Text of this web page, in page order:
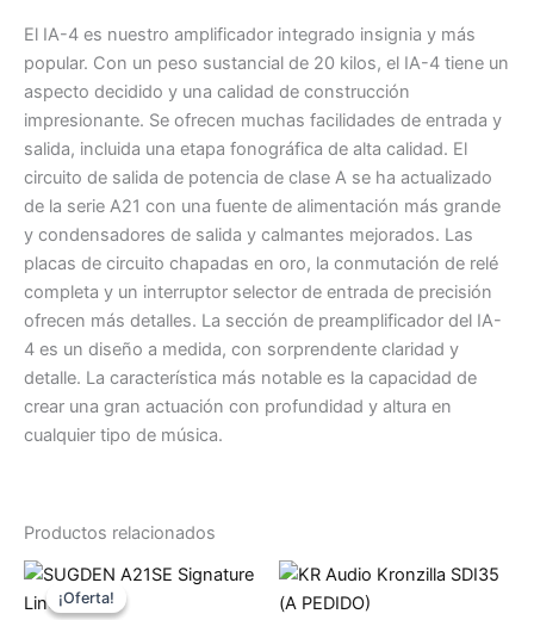
El IA-4 es nuestro amplificador integrado insignia y más
popular. Con un peso sustancial de 20 kilos, el IA-4 tiene un
aspecto decidido y una calidad de construcción
impresionante. Se ofrecen muchas facilidades de entrada y
salida, incluida una etapa fonográfica de alta calidad. El
circuito de salida de potencia de clase A se ha actualizado
de la serie A21 con una fuente de alimentación más grande
y condensadores de salida y calmantes mejorados. Las
placas de circuito chapadas en oro, la conmutación de relé
completa y un interruptor selector de entrada de precisión
ofrecen más detalles. La sección de preamplificador del IA-
4 es un diseño a medida, con sorprendente claridad y
detalle. La característica más notable es la capacidad de
crear una gran actuación con profundidad y altura en
cualquier tipo de música.
Productos relacionados
¡Oferta!
¡Oferta!
El
precio
original
El
precio